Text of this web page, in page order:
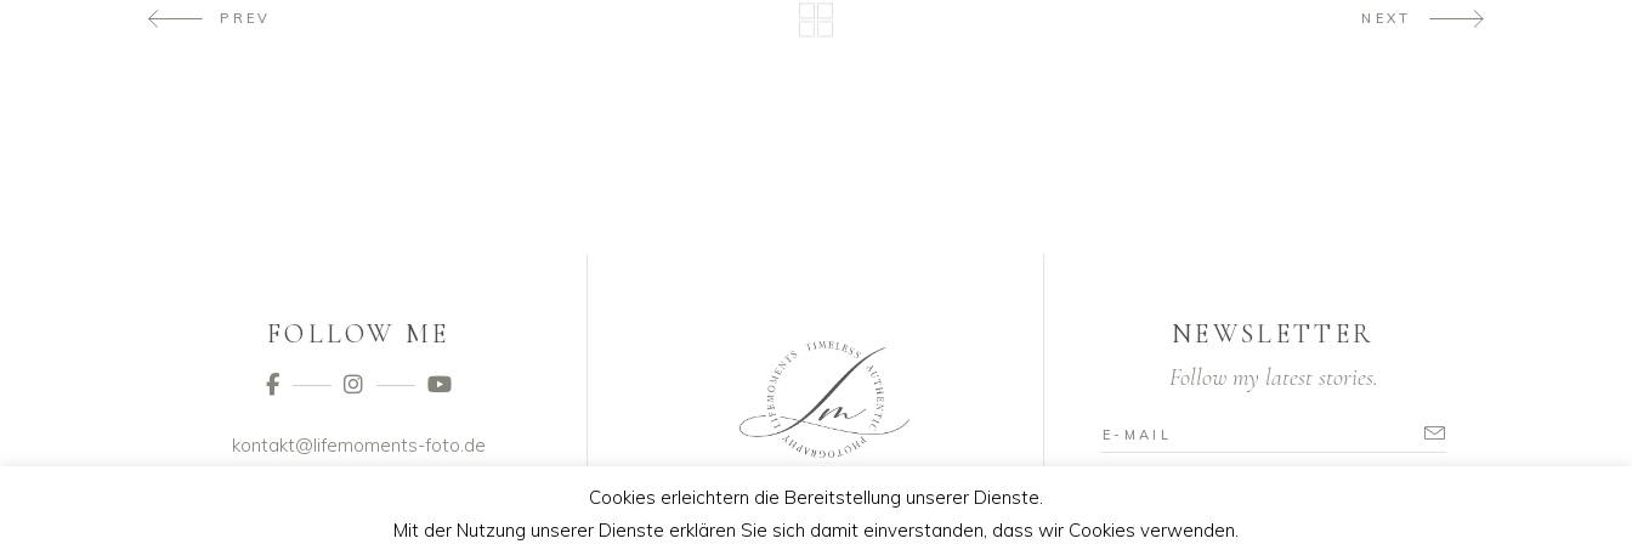
PREV NEXT
FOLLOW ME
kontakt@lifemoments-foto.de
NEWSLETTER
Follow my latest stories.
Cookies erleichtern die Bereitstellung unserer Dienste.
Mit der Nutzung unserer Dienste erklären Sie sich damit einverstanden, dass wir Cookies verwenden.